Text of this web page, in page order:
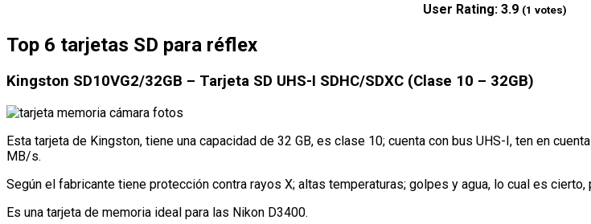
User Rating: 3.9 (1 votes)
Top 6 tarjetas SD para réflex
Kingston SD10VG2/32GB – Tarjeta SD UHS-I SDHC/SDXC (Clase 10 – 32GB)
Esta tarjeta de Kingston, tiene una capacidad de 32 GB, es clase 10; cuenta con bus UHS-I, ten en
MB/s.
Según el fabricante tiene protección contra rayos X; altas temperaturas; golpes y agua, lo cual es
Es una tarjeta de memoria ideal para las Nikon D3400.